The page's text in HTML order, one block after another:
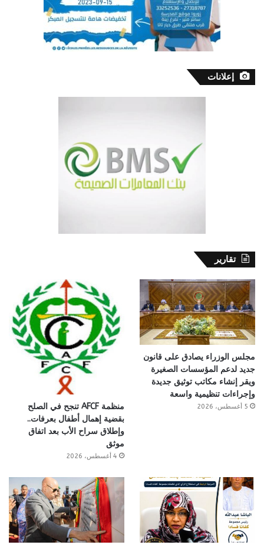
إعلانات
تقارير
مجلس الوزراء يصادق على قانون
جديد لدعم المؤسسات الصغيرة
ويقر إنشاء مكاتب توثيق جديدة
وإجراءات تنظيمية واسعة
5 أغسطس، 2026
منظمة AFCF تنجح في الصلح
بقضية إهمال أطفال بعرفات..
وإطلاق سراح الأب بعد اتفاق
موثق
4 أغسطس، 2026